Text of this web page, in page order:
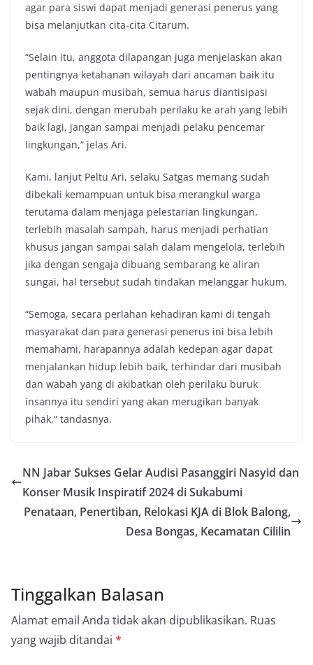
agar para siswi dapat menjadi generasi penerus yang
bisa melanjutkan cita-cita Citarum.
“Selain itu, anggota dilapangan juga menjelaskan akan
pentingnya ketahanan wilayah dari ancaman baik itu
wabah maupun musibah, semua harus diantisipasi
sejak dini, dengan merubah perilaku ke arah yang lebih
baik lagi, jangan sampai menjadi pelaku pencemar
lingkungan,” jelas Ari.
Kami, lanjut Peltu Ari, selaku Satgas memang sudah
dibekali kemampuan untuk bisa merangkul warga
terutama dalam menjaga pelestarian lingkungan,
terlebih masalah sampah, harus menjadi perhatian
khusus jangan sampai salah dalam mengelola, terlebih
jika dengan sengaja dibuang sembarang ke aliran
sungai, hal tersebut sudah tindakan melanggar hukum.
“Semoga, secara perlahan kehadiran kami di tengah
masyarakat dan para generasi penerus ini bisa lebih
memahami, harapannya adalah kedepan agar dapat
menjalankan hidup lebih baik, terhindar dari musibah
dan wabah yang di akibatkan oleh perilaku buruk
insannya itu sendiri yang akan merugikan banyak
pihak,” tandasnya.
NN Jabar Sukses Gelar Audisi Pasanggiri Nasyid dan
Konser Musik Inspiratif 2024 di Sukabumi
Penataan, Penertiban, Relokasi KJA di Blok Balong,
Desa Bongas, Kecamatan Cililin
Tinggalkan Balasan
Alamat email Anda tidak akan dipublikasikan. Ruas
yang wajib ditandai *